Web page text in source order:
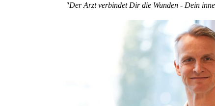
"Der Arzt verbindet Dir die Wunden - Dein